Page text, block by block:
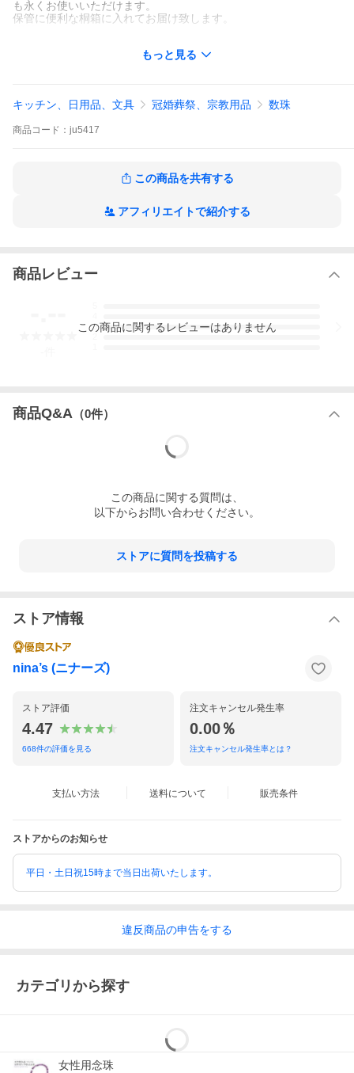
も永くお使いいただけます。
保管に便利な桐箱に入れてお届け致します。
もっと見る
キッチン、日用品、文具 冠婚葬祭、宗教用品 数珠
商品 コード： ju5417
この商品を共有する
アフィリエイトで紹介する
商品レビュー
3
この商品に関するレビューはありません
商品Q&A （0件）
この商品に関する質問は、
以下からお問い合わせください。
ストアに質問を投稿する
ストア情報
nina’s (ニナーズ)
ストア評価
4.47
668件の評価を見る
注文キャンセル発生率
0.00％
注文キャンセル発生率とは？
支払い方法 送料について 販売条件
ストアからのお知らせ
平日・土日祝15時まで当日出荷いたします。
違反商品の申告をする
カテゴリから探す
女性用念珠